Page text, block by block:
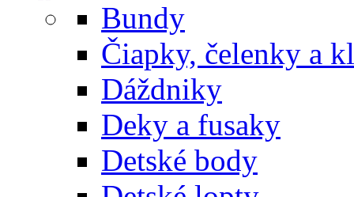
Bundy
Čiapky, čelenky a
Dáždniky
Deky a fusaky
Detské body